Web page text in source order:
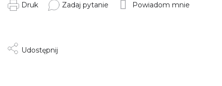
Druk Zadaj pytanie Powiadom mnie
Udostępnij